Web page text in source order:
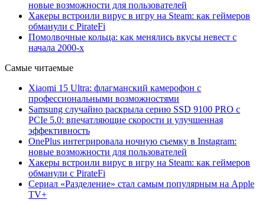
новые возможности для пользователей
Хакеры встроили вирус в игру на Steam: как геймеров
обманули с PirateFi
Помолвочные кольца: как менялись вкусы невест с
начала 2000-х
Самые читаемые
Xiaomi 15 Ultra: флагманский камерофон с
профессиональными возможностями
Samsung случайно раскрыла серию SSD 9100 PRO с
PCIe 5.0: впечатляющие скорости и улучшенная
эффективность
OnePlus интегрировала ночную съемку в Instagram:
новые возможности для пользователей
Хакеры встроили вирус в игру на Steam: как геймеров
обманули с PirateFi
Сериал «Разделение» стал самым популярным на Apple
TV+